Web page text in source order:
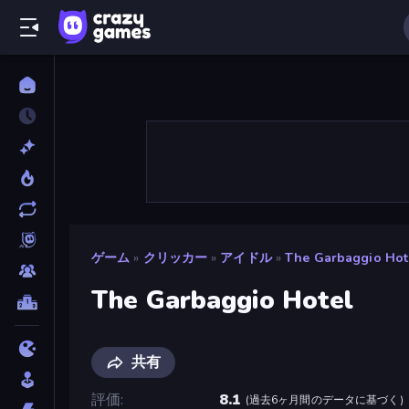
ゲーム » クリッカー » アイドル » The Garbaggio
The Garbaggio Hotel
共有
評価
8.1 (過去6ヶ月間のデータに基づく )